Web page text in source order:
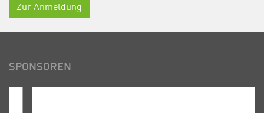
Zur Anmeldung
SPONSOREN